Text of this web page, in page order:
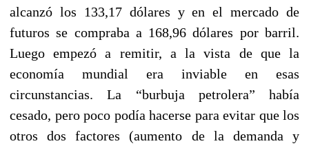
alcanzó los 133,17 dólares y en el mercado de
futuros se compraba a 168,96 dólares por barril.
Luego empezó a remitir, a la vista de que la
economía mundial era inviable en esas
circunstancias. La “burbuja petrolera” había
cesado, pero poco podía hacerse para evitar que los
otros dos factores (aumento de la demanda y